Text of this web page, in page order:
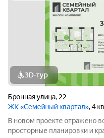
3D-тур
Бронная улица, 22
ЖК «Семейный квартал», 4
В новом проекте отражено
просторные планировки и